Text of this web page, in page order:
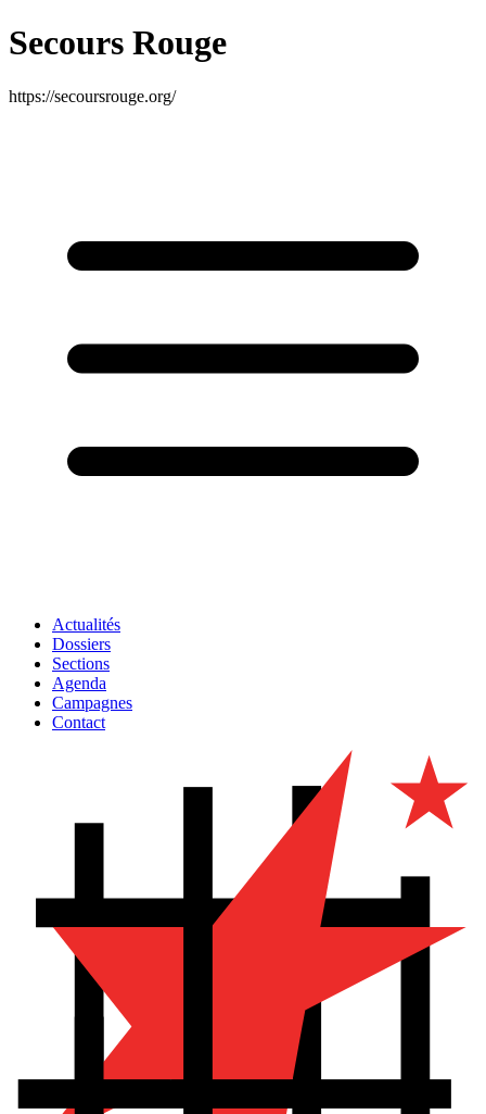
Secours Rouge
https://secoursrouge.org/
Actualités
Dossiers
Sections
Agenda
Campagnes
Contact